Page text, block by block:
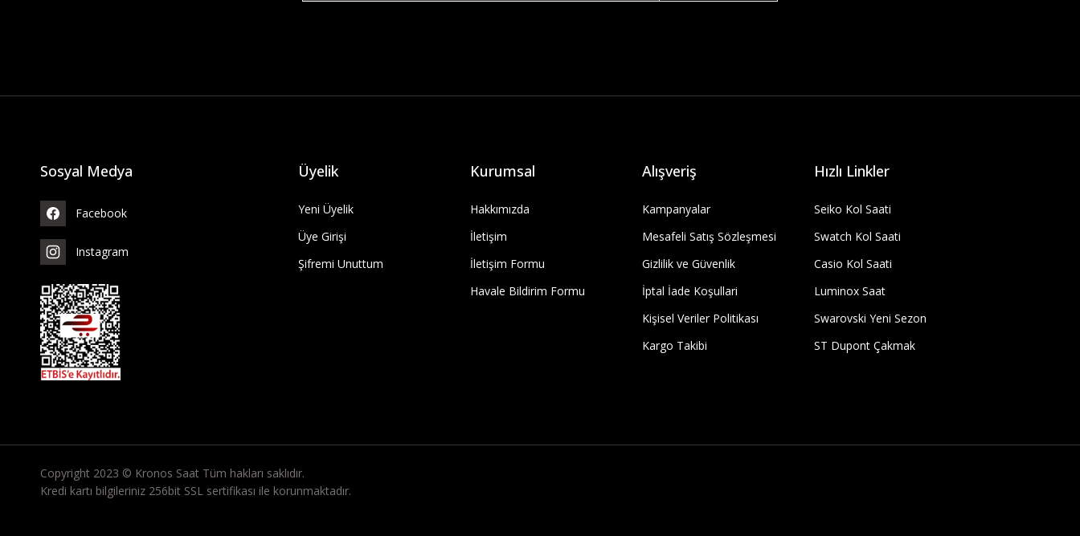
Sosyal Medya
Facebook
Instagram
Üyelik
Yeni Üyelik
Üye Girişi
Şifremi Unuttum
Kurumsal
Hakkımızda
İletişim
İletişim Formu
Havale Bildirim Formu
Alışveriş
Kampanyalar
Mesafeli Satış Sözleşmesi
Gizlilik ve Güvenlik
İptal İade Koşullari
Kişisel Veriler Politikası
Kargo Takibi
Hızlı Linkler
Seiko Kol Saati
Swatch Kol Saati
Casio Kol Saati
Luminox Saat
Swarovski Yeni Sezon
ST Dupont Çakmak
Copyright 2023 © Kronos Saat Tüm hakları saklıdır.
Kredi kartı bilgileriniz 256bit SSL sertifikası ile korunmaktadır.